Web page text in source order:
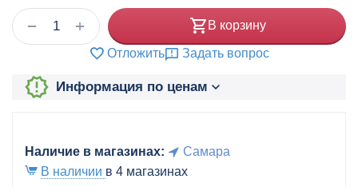
+
− В корзину
Отложить Задать вопрос
Информация по ценам
Наличие в магазинах:
Самара
В наличии в 4 магазинах